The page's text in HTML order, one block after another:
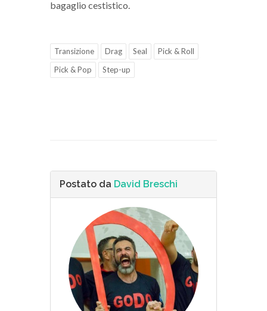
bagaglio cestistico.
Transizione Drag Seal
Pick & Roll
Pick & Pop
Step-up
Postato da David Breschi